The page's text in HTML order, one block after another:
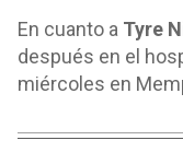
En cuanto a Tyre
después en el
miércoles en